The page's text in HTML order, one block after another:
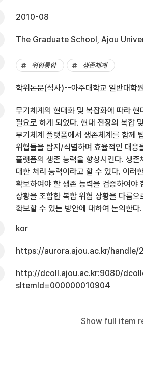
2010-08
The Graduate School, Ajou
위협통합 생존체계
학위논문(석사)--아주대학교 일반대학
무기체계의 현대화 및 복잡화에 따라
필요로 하게 되었다. 현대 전장의 복합
무기체계 플랫폼에서 생존체계를 함께
위협들을 탐지/식별하며 효율적인 대응
플랫폼의 생존 능력을 향상시킨다. 생
대한 처리 능력이라고 할 수 있다. 이
확보하여야 할 생존 능력을 검증하여야
상황을 조합한 복합 위협 상황을 다룸
확보할 수 있는 방안에 대하여 논의한다.
kor
https://aurora.ajou.ac.kr/handle/
http://dcoll.ajou.ac.kr:9080/
sItemId=000000010904
Show full item